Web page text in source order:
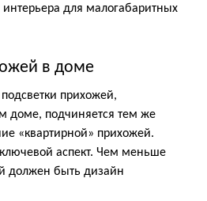
интерьера для малогабаритных
в доме
прихожей,
доме, подчиняется тем же
«квартирной» прихожей.
аспект. Чем меньше
должен быть дизайн